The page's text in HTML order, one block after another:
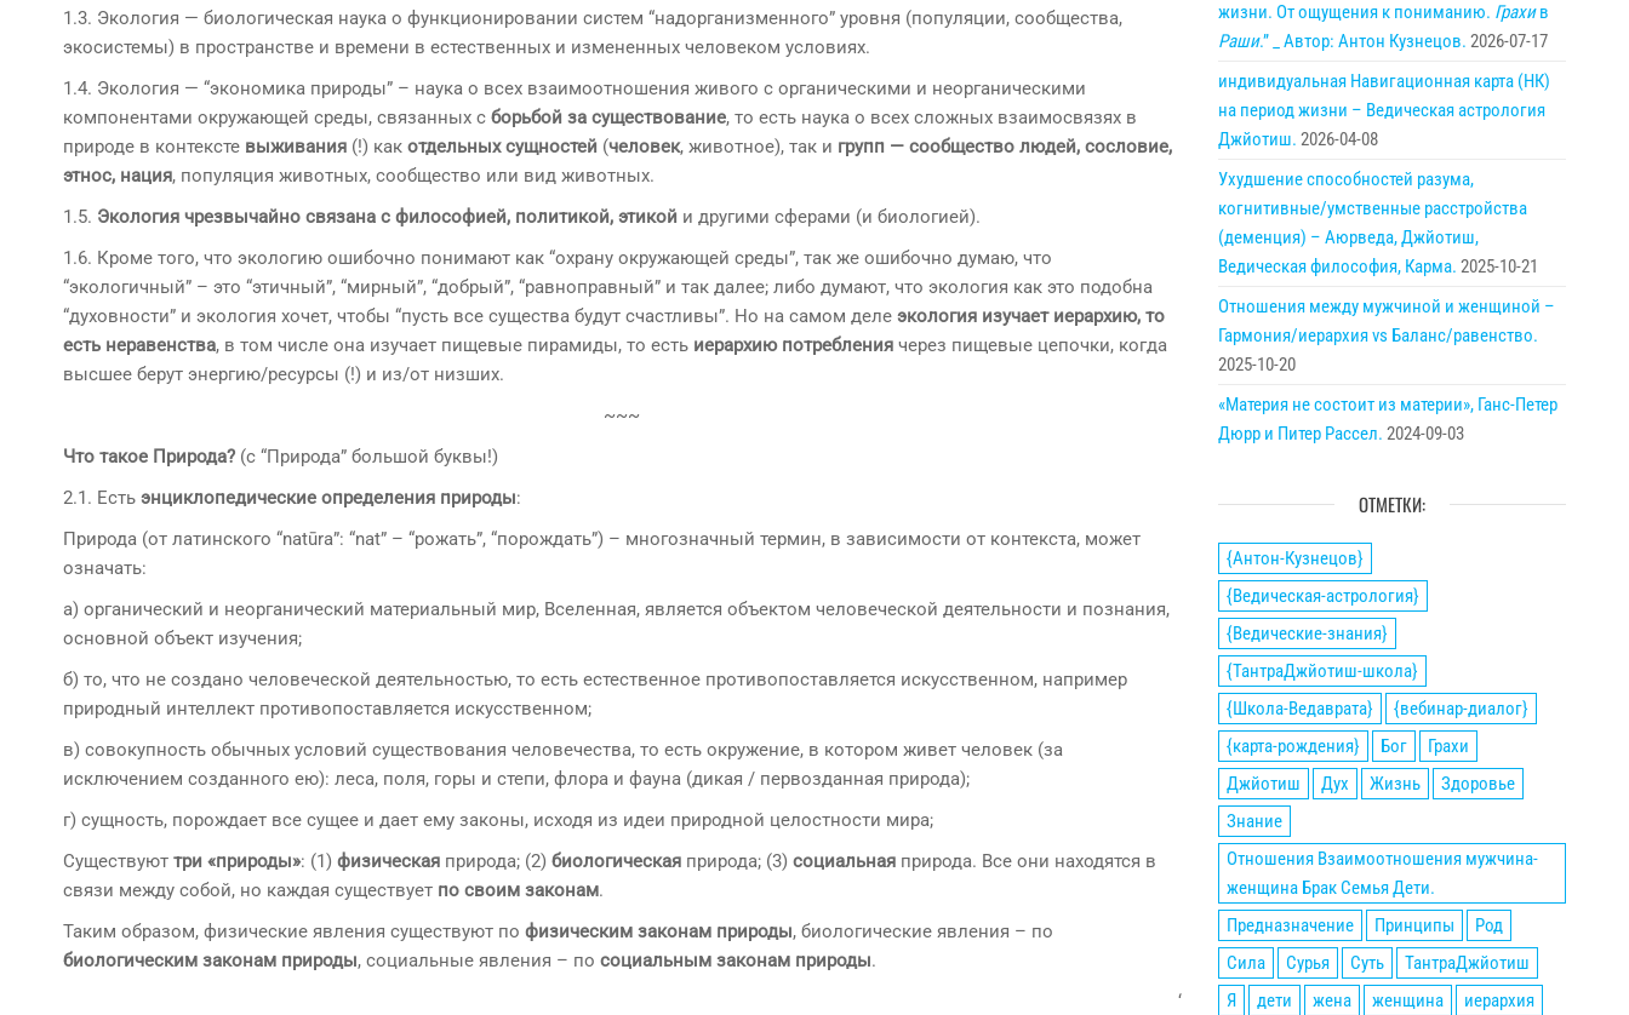
1.3. Экология — биологическая наука о функционировании систем “надорганизменного” уровня (популяции, сообщества,
экосистемы) в пространстве и времени в естественных и измененных человеком условиях.
1.4. Экология — “экономика природы” – наука о всех взаимоотношения живого с органическими и неорганическими
компонентами окружающей среды, связанных с борьбой за существование, то есть наука о всех сложных взаимосвязях в
природе в контексте выживания (!) как отдельных сущностей (человек, животное), так и групп — сообщество людей, сословие,
этнос, нация, популяция животных, сообщество или вид животных.
1.5. Экология чрезвычайно связана с философией, политикой, этикой и другими сферами (и биологией).
1.6. Кроме того, что экологию ошибочно понимают как “охрану окружающей среды”, так же ошибочно думаю, что
“экологичный” – это “этичный”, “мирный”, “добрый”, “равноправный” и так далее; либо думают, что экология как это подобна
“духовности” и экология хочет, чтобы “пусть все существа будут счастливы”. Но на самом деле экология изучает иерархию, то
есть неравенства, в том числе она изучает пищевые пирамиды, то есть иерархию потребления через пищевые цепочки, когда
высшее берут энергию/ресурсы (!) и из/от низших.
~~~
Что такое Природа? (с “Природа” большой буквы!)
2.1. Есть энциклопедические определения природы:
Природа (от латинского “natūra”: “nat” – “рожать”, “порождать”) – многозначный термин, в зависимости от контекста, может
означать:
а) органический и неорганический материальный мир, Вселенная, является объектом человеческой деятельности и познания,
основной объект изучения;
б) то, что не создано человеческой деятельностью, то есть естественное противопоставляется искусственном, например
природный интеллект противопоставляется искусственном;
в) совокупность обычных условий существования человечества, то есть окружение, в котором живет человек (за
исключением созданного ею): леса, поля, горы и степи, флора и фауна (дикая / первозданная природа);
г) сущность, порождает все сущее и дает ему законы, исходя из идеи природной целостности мира;
Существуют три «природы»: (1) физическая природа; (2) биологическая природа; (3) социальная природа. Все они находятся в
связи между собой, но каждая существует по своим законам.
Таким образом, физические явления существуют по физическим законам природы, биологические явления – по
биологическим законам природы, социальные явления – по социальным законам природы.
‘
жизни. От ощущения к пониманию. Грахив
Раши.” _ Автор: Антон Кузнецов. 2026-07-17
индивидуальная Навигационная карта (НК)
на период жизни – Ведическая астрология
Джйотиш. 2026-04-08
Ухудшение способностей разума,
когнитивные/умственные расстройства
(деменция) – Аюрведа, Джйотиш,
Ведическая философия, Карма. 2025-10-21
Отношения между мужчиной и женщиной –
Гармония/иерархия vs Баланс/равенство.
2025-10-20
«Материя не состоит из материи», Ганс-Петер
Дюрр и Питер Рассел. 2024-09-03
ОТМЕТКИ:
{Антон-Кузнецов}
{Ведическая-астрология}
{Ведические-знания}
{ТантраДжйотиш-школа}
{Школа-Ведаврата}
{вебинар-диалог}
{карта-рождения}
Бог
Грахи
Джйотиш
Дух Жизнь
Здоровье
Знание
Отношения Взаимоотношения мужчина-
женщина Брак Семья Дети.
Предназначение
Принципы
Род
Сила
Сурья Суть
ТантраДжйотиш
Я
дети жена женщина
иерархия